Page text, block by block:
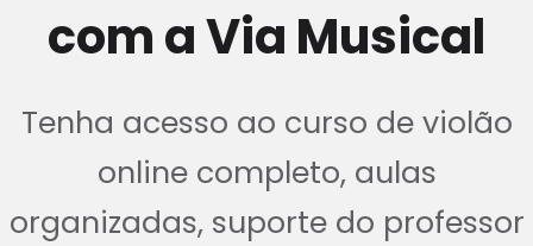
com a Via Musical
Tenha acesso ao curso de violão
online completo, aulas
organizadas, suporte do professor